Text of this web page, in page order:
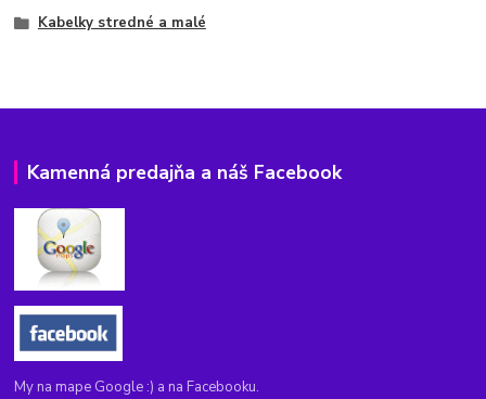
Kabelky stredné a malé
Kamenná predajňa a náš Facebook
My na mape Google :) a na Facebooku.